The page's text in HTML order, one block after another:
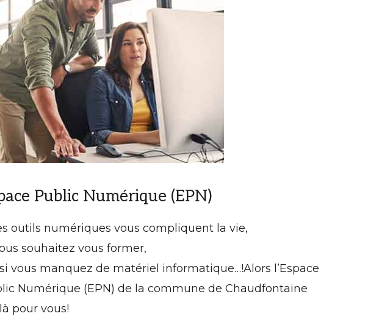
Public Numérique (EPN)
outils numériques vous compliquent la vie,
souhaitez vous former,
vous manquez de matériel informatique…!Alors l’Espace
Numérique (EPN) de la commune de Chaudfontaine
pour vous!